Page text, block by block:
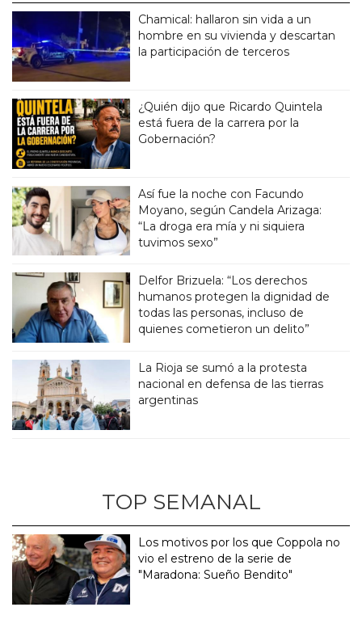
Chamical: hallaron sin vida a un
hombre en su vivienda y descartan
la participación de terceros
¿Quién dijo que Ricardo Quintela
está fuera de la carrera por la
Gobernación?
Así fue la noche con Facundo
Moyano, según Candela Arizaga:
“La droga era mía y ni siquiera
tuvimos sexo”
Delfor Brizuela: “Los derechos
humanos protegen la dignidad de
todas las personas, incluso de
quienes cometieron un delito”
La Rioja se sumó a la protesta
nacional en defensa de las tierras
argentinas
TOP SEMANAL
Los motivos por los que Coppola no
vio el estreno de la serie de
"Maradona: Sueño Bendito"